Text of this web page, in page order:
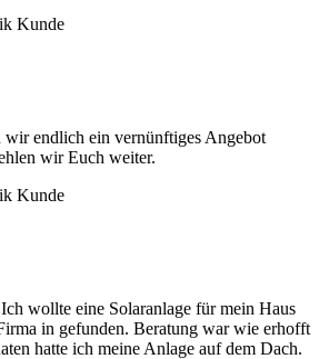
wir endlich ein vernünftiges Angebot
wir Euch weiter.
wollte eine Solaranlage für mein Haus
in gefunden. Beratung war wie erhofft
hatte ich meine Anlage auf dem Dach.